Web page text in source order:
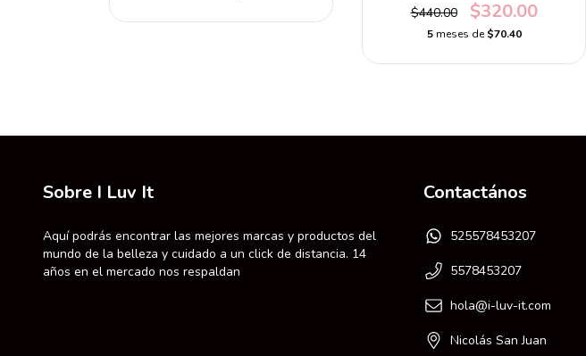
$440.00 $320.00
5 meses de$70.40
Sobre I Luv It
Aquí podrás encontrar las mejores marcas y productos del
mundo de la belleza y cuidado a un click de distancia. 14
años en el mercado nos respaldan
Contactános
525578453207
5578453207
hola@i-luv-it.com
Nicolás San Juan